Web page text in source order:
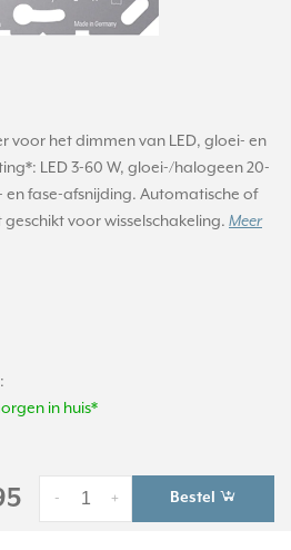
voor het dimmen van LED, gloei- en
LED 3-60 W, gloei-/halogeen 20-
en fase-afsnijding. Automatische of
voor wisselschakeling. Meer
in huis*
+
- Bestel